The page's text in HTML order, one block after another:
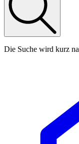
Die Suche wird kurz